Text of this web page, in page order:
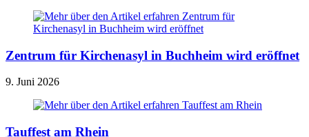
Zentrum für Kirchenasyl in Buchheim wird eröffnet
9. Juni 2026
Tauffest am Rhein